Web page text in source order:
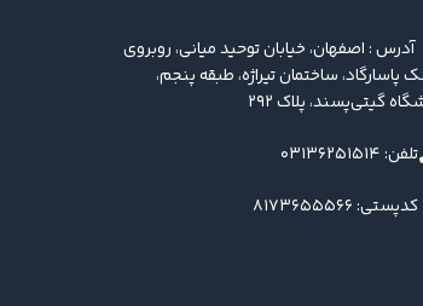
آدرس : اصفهان، خیابان توحید میانی، روبروی
پاسارگاد، ساختمان تیراژه، طبقه پنجم،
گیتی‌پسند، پلاک ۲۹۲
تلفن: ۰۳۱۳۶۲۵۱۵۱۴
کدپستی: ۸۱۷۳۶۵۵۵۶۶